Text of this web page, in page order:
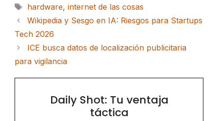
Etiquetas
hardware, internet de las cosas
Wikipedia y Sesgo en IA: Riesgos para Startups
Tech 2026
ICE busca datos de localización publicitaria
para vigilancia
Daily Shot: Tu ventaja
táctica